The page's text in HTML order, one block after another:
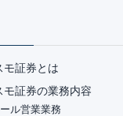
モ証券とは
モ証券の業務内容
ル営業業務